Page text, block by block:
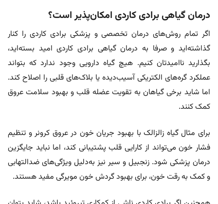
درمان گیاهی برادی کاردی امکان‌پذیر است؟
اگر تمام روش‌های درمان تخصصی و پزشکی برادی کاردی را کنار
گذاشته‌اید و صرفا به درمان گیاهی برادی کاردی امید بسته‌اید،
بگذارید ناامیدتان کنیم. هیچ گیاه دارویی وجود ندارد که بتواند
عملکرد گره‌های الکتریکی آسیب‌دیده یا بلاک‌های قلبی را اصلاح کند.
اما شاید برخی گیاهان به تقویت عضله قلب و بهبود سلامت عروق
کمک کنند.
برای مثال گیاه زالزالک با بهبود جریان خون در عروق کرونر و تنظیم
فشار خون می‌تواند از کارایی قلب پشتیبانی کند، اما نباید جایگزین
درمان پزشکی شود. زنجبیل و سیر نیز به‌دلیل ویژگی‌های ضدالتهابی
و کمک به رقت خون، برای بهبود گردش خون مویرگی مفید هستند.